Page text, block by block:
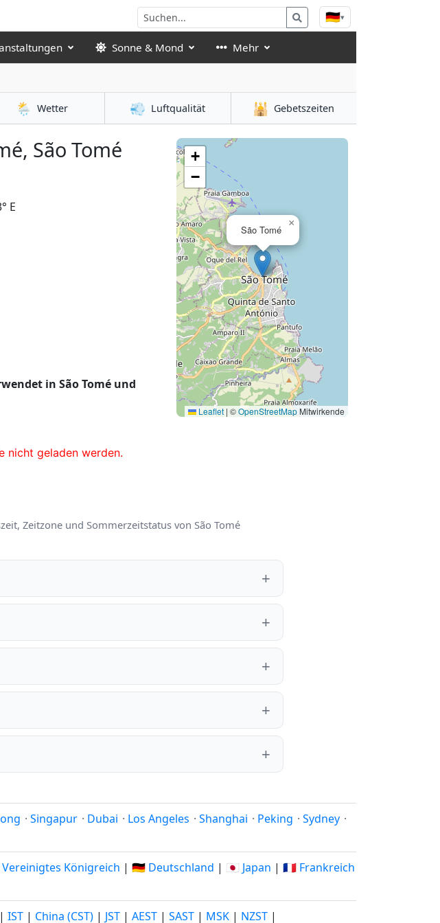
🇩🇪▾
Sonne & Mond Mehr
🌦️ Wetter 💨 Luftqualität 🕌 Gebetszeiten
São Tomé
E
in São Tomé und
São Tomé
×
+
−
Leaflet | ©OpenStreetMap Mitwirkende
nicht geladen werden.
Zeitzone und Sommerzeitstatus von São Tomé
· Singapur · Dubai · Los Angeles · Shanghai · Peking · Sydney ·
Königreich | 🇩🇪 Deutschland | 🇯🇵 Japan | 🇫🇷 Frankreich
| IST | China (CST) | JST | AEST | SAST | MSK | NZST |